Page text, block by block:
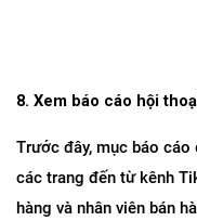
8. Xem báo cáo hội
Trước đây, mục báo
các trang đến từ kênh
hàng và nhân viên bán